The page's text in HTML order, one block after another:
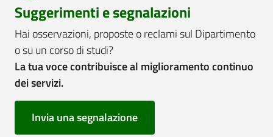
Suggerimenti e segnalazioni
Hai osservazioni, proposte o reclami sul Dipartimento
o su un corso di studi?
La tua voce contribuisce al miglioramento continuo
dei servizi.
Invia una segnalazione